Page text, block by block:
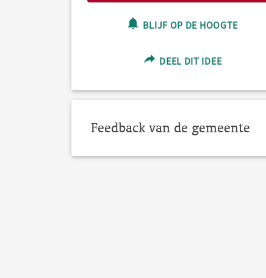
BLIJF OP DE HOOGTE
DEEL DIT IDEE
Feedback van de gemeente